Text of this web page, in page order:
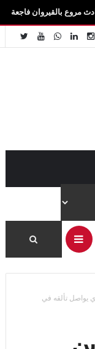
تهزّ سيدي بوزيد..
يواصل تألقه في